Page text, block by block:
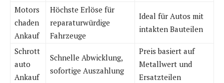
Motors
chaden
Ankauf
Höchste Erlöse für
reparaturwürdige
Fahrzeuge
Ideal für Autos mit
intakten Bauteilen
Schrott
auto
Ankauf
Schnelle Abwicklung,
sofortige Auszahlung
Preis basiert auf
Metallwert und
Ersatzteilen